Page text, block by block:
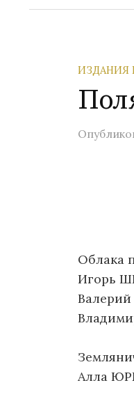
ИЗДАНИЯ
Облака
Игорь
Алла